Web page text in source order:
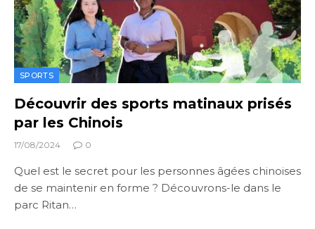
SPORTS
Découvrir des sports matinaux prisés
par les Chinois
17/08/2024 0
Quel est le secret pour les personnes âgées chinoises
de se maintenir en forme ? Découvrons-le dans le
parc Ritan…